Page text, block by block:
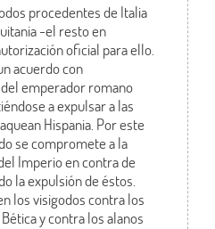
procedentes de Italia
-el resto en
oficial para ello.
acuerdo con
del emperador romano
a expulsar a las
Hispania. Por este
se compromete a la
Imperio en contra de
la expulsión de éstos.
los visigodos contra los
y contra los alanos